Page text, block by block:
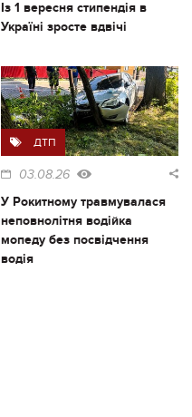
Із 1 вересня стипендія в
Україні зросте вдвічі
ДТП
03.08.26
У Рокитному травмувалася
неповнолітня водійка
мопеду без посвідчення
водія